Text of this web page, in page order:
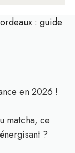
: guide
en 2026 !
matcha, ce
?